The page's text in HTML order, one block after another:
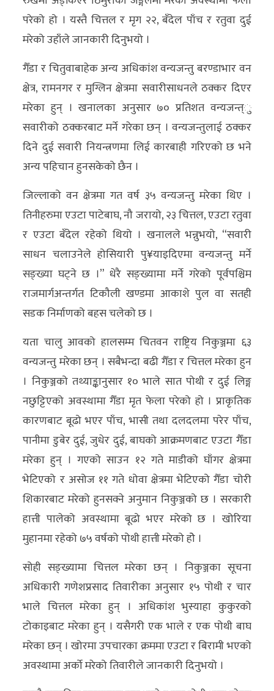
विचार/
ब्लग
खेलकुद
रोचक
अन्य
क्लिक
खबर
विशेष
राशिफल
फोटो
ग्यालरी
भिडियो
परेको हो । यस्तै चित्तल र मृग २२, बँदेल पाँच र रतुवा दुई
मरेको उहाँले जानकारी दिनुभयो ।
गैँडा र चितुवाबाहेक अन्य अधिकांश वन्यजन्तु बरण्डाभार वन
क्षेत्र, रामनगर र मुग्लिन क्षेत्रमा सवारीसाधनले ठक्कर दिएर
मरेका हुन् । खनालका अनुसार ७० प्रतिशत वन्यजन्त्ु
सवारीको ठक्करबाट मर्ने गरेका छन् । वन्यजन्तुलाई ठक्कर
दिने दुई सवारी नियन्त्रणमा लिई कारबाही गरिएको छ भने
अन्य पहिचान हुनसकेको छैन ।
जिल्लाको वन क्षेत्रमा गत वर्ष ३५ वन्यजन्तु मरेका थिए ।
तिनीहरुमा एउटा पाटेबाघ, नौ जरायो, २३ चित्तल, एउटा रतुवा
र एउटा बँदेल रहेको थियो । खनालले भन्नुभयो, “सवारी
साधन चलाउनेले होसियारी पु¥याइदिएमा वन्यजन्तु मर्ने
सङ्ख्या घट्ने छ ।” धेरै सङ्ख्यामा मर्ने गरेको पूर्वपश्चिम
राजमार्गअन्तर्गत टिकौली खण्डमा आकाशे पुल वा सतही
सडक निर्माणको बहस चलेको छ ।
यता चालु आवको हालसम्म चितवन राष्ट्रिय निकुञ्जमा ६३
वन्यजन्तु मरेका छन् । सबैभन्दा बढी गैँडा र चित्तल मरेका हुन
। निकुञ्जको तथ्याङ्कानुसार १० भाले सात पोथी र दुई लिङ्ग
नछुट्टिएको अवस्थामा गैँडा मृत फेला परेको हो । प्राकृतिक
कारणबाट बूढो भएर पाँच, भासी तथा दलदलमा परेर पाँच,
पानीमा डुबेर दुई, जुधेर दुई, बाघको आक्रमणबाट एउटा गैँडा
मरेका हुन् । गएको साउन १२ गते माडीको घाँगर क्षेत्रमा
भेटिएको र असोज ११ गते धोवा क्षेत्रमा भेटिएको गैँडा चोरी
शिकारबाट मरेको हुनसक्ने अनुमान निकुञ्जको छ । सरकारी
हात्ती पालेको अवस्थामा बूढो भएर मरेको छ । खोरिया
मुहानमा रहेको ७५ वर्षको पोथी हात्ती मरेको होे ।
सोही सङ्ख्यामा चित्तल मरेका छन् । निकुञ्जका सूचना
अधिकारी गणेशप्रसाद तिवारीका अनुसार १५ पोथी र चार
भाले चित्तल मरेका हुन् । अधिकांश भुस्याहा कुकुरको
टोकाइबाट मरेका हुन् । यसैगरी एक भाले र एक पोथी बाघ
मरेका छन् । खोरमा उपचारका क्रममा एउटा र बिरामी भएको
अवस्थामा अर्को मरेको तिवारीले जानकारी दिनुभयो ।